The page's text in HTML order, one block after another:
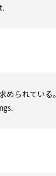
められている。